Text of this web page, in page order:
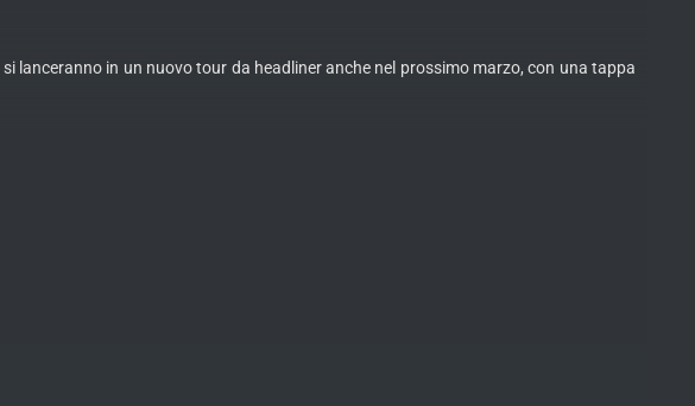
si lanceranno in un nuovotour da headliner anche nel prossimo marzo, con una tappa